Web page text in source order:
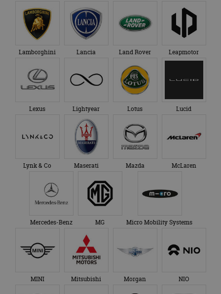
Lamborghini Lancia Land Rover Leapmotor
Lexus Lightyear Lotus Lucid
Lynk & Co Maserati Mazda McLaren
Mercedes-Benz MG Micro Mobility Systems
MINI Mitsubishi Morgan NIO